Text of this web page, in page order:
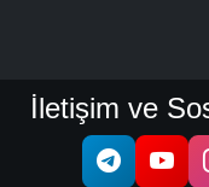
İletişim ve